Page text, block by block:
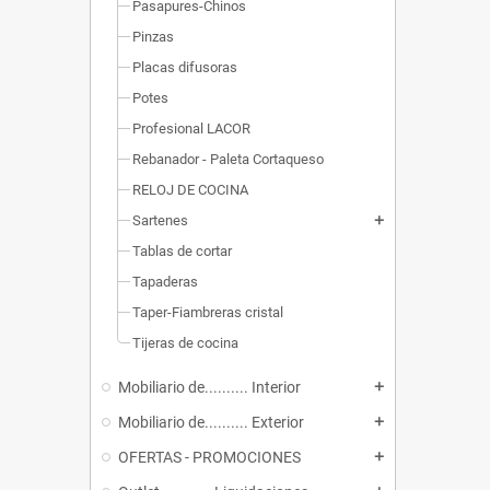
Pasapures-Chinos
Pinzas
Placas difusoras
Potes
Profesional LACOR
Rebanador - Paleta Cortaqueso
RELOJ DE COCINA
Sartenes
add
Tablas de cortar
Tapaderas
Taper-Fiambreras cristal
Tijeras de cocina
Mobiliario de.......... Interior add
Mobiliario de.......... Exterior add
OFERTAS - PROMOCIONES add